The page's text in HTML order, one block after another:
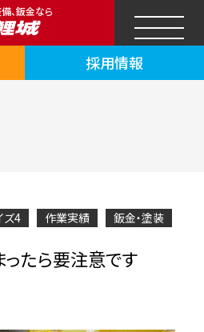
、鈑金なら
採用情報
ズ4 作業実績 鈑金・塗装
たら要注意です